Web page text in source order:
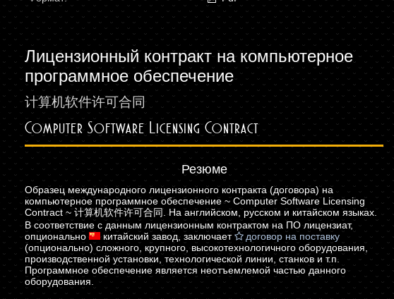
Лицензионный контракт на компьютерное
программное обеспечение
计算机软件许可合同
Computer Software Licensing Contract
Резюме
Образец международного лицензионного контракта (договора) на
компьютерное программное обеспечение ~ Computer Software Licensing
Contract ~ 计算机软件许可合同. На английском, русском и китайском языках.
В соответствие с данным лицензионным контрактом на ПО лицензиат,
опционально
китайский завод, заключает
договор на поставку
(опционально) сложного, крупного, высокотехнологичного оборудования,
производственной установки, технологической линии, станков и т.п.
Программное обеспечение является неотъемлемой частью данного
оборудования.